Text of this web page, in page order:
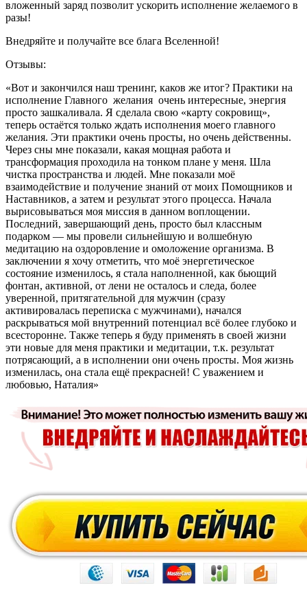
вложенный заряд позволит ускорить исполнение желаемого в
разы!
Внедряйте и получайте все блага Вселенной!
Отзывы:
«Вот и закончился наш тренинг, каков же итог? Практики на
исполнение Главного желания очень интересные, энергия
просто зашкаливала. Я сделала свою «карту сокровищ»,
теперь остаётся только ждать исполнения моего главного
желания. Эти практики очень просты, но очень действенны.
Через сны мне показали, какая мощная работа и
трансформация проходила на тонком плане у меня. Шла
чистка пространства и людей. Мне показали моё
взаимодействие и получение знаний от моих Помощников и
Наставников, а затем и результат этого процесса. Начала
вырисовываться моя миссия в данном воплощении.
Последний, завершающий день, просто был классным
подарком — мы провели сильнейшую и волшебную
медитацию на оздоровление и омоложение организма. В
заключении я хочу отметить, что моё энергетическое
состояние изменилось, я стала наполненной, как бьющий
фонтан, активной, от лени не осталось и следа, более
уверенной, притягательной для мужчин (сразу
активировалась переписка с мужчинами), начался
раскрываться мой внутренний потенциал всё более глубоко и
всесторонне. Также теперь я буду применять в своей жизни
эти новые для меня практики и медитации, т.к. результат
потрясающий, а в исполнении они очень просты. Моя жизнь
изменилась, она стала ещё прекрасней! С уважением и
любовью, Наталия»